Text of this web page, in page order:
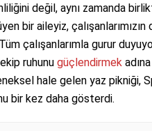
değil, aynı zamanda
bir aileyiz,
çalışanlarımla gurur
ruhunu güçlendirmek
hale gelen yaz pikniği,
bir kez daha gösterdi.